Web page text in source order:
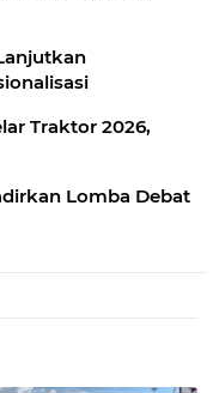
Traktor 2026,
Lomba Debat